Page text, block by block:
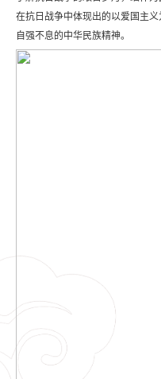
在抗日战争中体现出的以爱国主
自强不息的中华民族精神。